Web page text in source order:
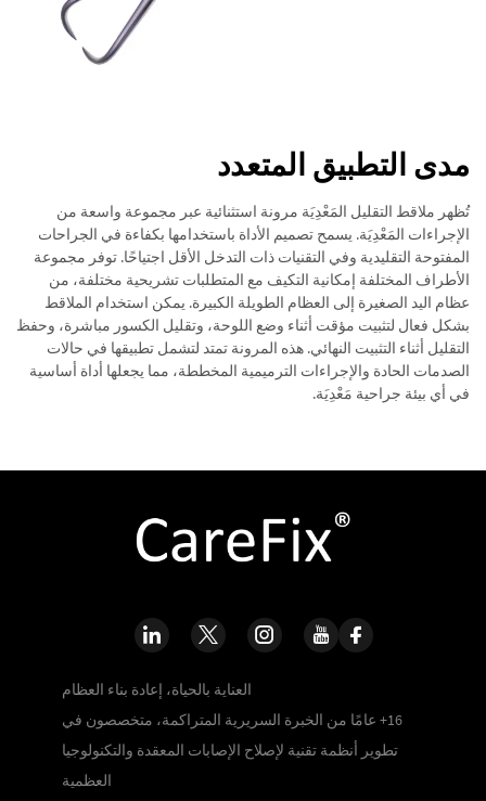
مدى التطبيق المتعدد
تُظهر ملاقط التقليل المَعْدِيَة مرونة استثنائية عبر مجموعة واسعة من
الإجراءات المَعْدِيَة. يسمح تصميم الأداة باستخدامها بكفاءة في الجراحات
المفتوحة التقليدية وفي التقنيات ذات التدخل الأقل اجتياحًا. توفر مجموعة
الأطراف المختلفة إمكانية التكيف مع المتطلبات تشريحية مختلفة، من
عظام اليد الصغيرة إلى العظام الطويلة الكبيرة. يمكن استخدام الملاقط
بشكل فعال لتثبيت مؤقت أثناء وضع اللوحة، وتقليل الكسور مباشرة، وحفظ
التقليل أثناء التثبيت النهائي. هذه المرونة تمتد لتشمل تطبيقها في حالات
الصدمات الحادة والإجراءات الترميمية المخططة، مما يجعلها أداة أساسية
في أي بيئة جراحية مَعْدِيَة.
العناية بالحياة، إعادة بناء العظام
16+ عامًا من الخبرة السريرية المتراكمة، متخصصون في
تطوير أنظمة تقنية لإصلاح الإصابات المعقدة والتكنولوجيا
العظمية